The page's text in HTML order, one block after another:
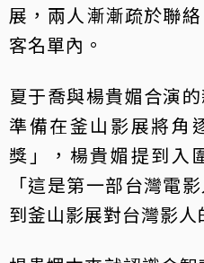
展，兩人漸漸疏於聯
客名單內。
夏于喬與楊貴媚合演
準備在釜山影展將角
獎」，楊貴媚提到入
「這是第一部台灣電
到釜山影展對台灣影人